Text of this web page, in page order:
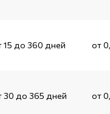
15 до 360 дней от
30 до 365 дней от